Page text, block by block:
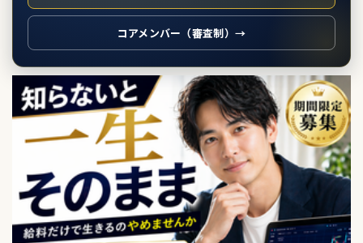
コアメンバー（審査制）→